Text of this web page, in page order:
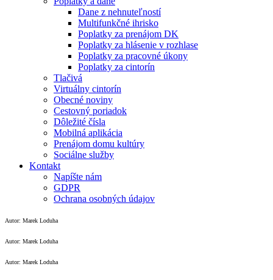
Dane z nehnuteľností
Multifunkčné ihrisko
Poplatky za prenájom DK
Poplatky za hlásenie v rozhlase
Poplatky za pracovné úkony
Poplatky za cintorín
Tlačivá
Virtuálny cintorín
Obecné noviny
Cestovný poriadok
Dôležité čísla
Mobilná aplikácia
Prenájom domu kultúry
Sociálne služby
Kontakt
Napíšte nám
GDPR
Ochrana osobných údajov
Autor: Marek Loduha
Autor: Marek Loduha
Autor: Marek Loduha